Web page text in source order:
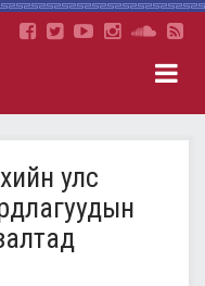
улс